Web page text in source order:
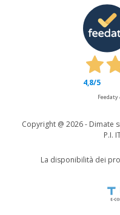
Copyright @ 2026 - Dimate
P.I.
La disponibilità dei
4,8/5
Feedaty